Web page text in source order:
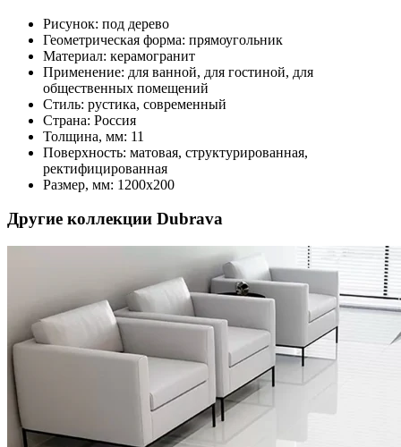
Рисунок: под дерево
Геометрическая форма: прямоугольник
Материал: керамогранит
Применение: для ванной, для гостиной, для
общественных помещений
Стиль: рустика, современный
Страна: Россия
Толщина, мм: 11
Поверхность: матовая, структурированная,
ректифицированная
Размер, мм: 1200x200
Другие коллекции Dubrava